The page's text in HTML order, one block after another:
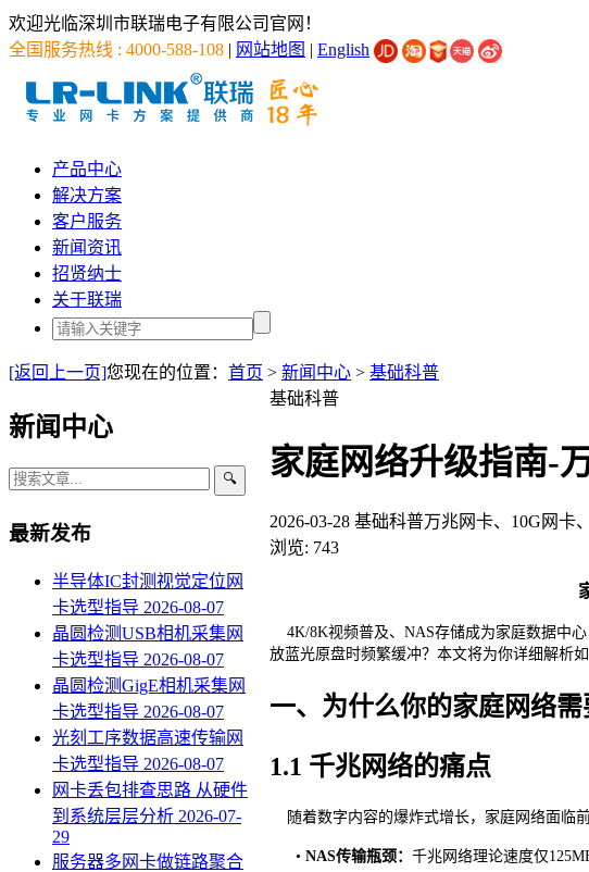
欢迎光临深圳市联瑞电子有限公司官网！
全国服务热线 : 4000-588-108 | 网站地图 | English
产品中心
解决方案
客户服务
新闻资讯
招贤纳士
关于联瑞
[返回上一页]您现在的位置： 首页 > 新闻中心 > 基础科普
新闻中心
🔍
最新发布
半导体IC封测视觉定位网
卡选型指导 2026-08-07
晶圆检测USB相机采集网
卡选型指导 2026-08-07
晶圆检测GigE相机采集网
卡选型指导 2026-08-07
光刻工序数据高速传输网
卡选型指导 2026-08-07
网卡丢包排查思路 从硬件
到系统层层分析 2026-07-
29
服务器多网卡做链路聚合
基础科普
家庭网络升级指南-
2026-03-28 基础科普万兆网卡、10G网卡
浏览: 743
4K/8K视频普及、NAS存储成为家庭数据中
放蓝光原盘时频繁缓冲？本文将为你详细解析
一、为什么你的家庭网络需
1.1 千兆网络的痛点
随着数字内容的爆炸式增长，家庭网络面临
• NAS传输瓶颈： 千兆网络理论速度仅